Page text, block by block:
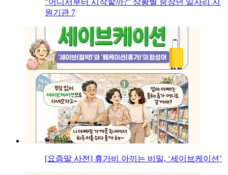
"어디서부터 시작할까?" 상황별 중장년 일자리 지
원기관 7
[요즘말 사전] 휴가비 아끼는 비밀, ‘세이브케이션’